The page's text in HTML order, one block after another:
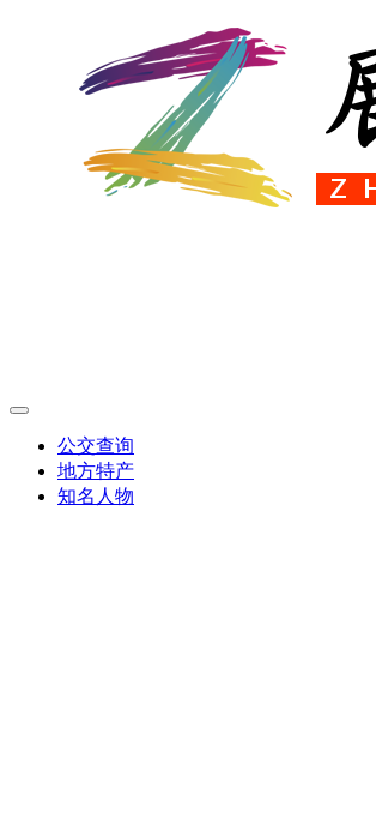
公交查询
地方特产
知名人物